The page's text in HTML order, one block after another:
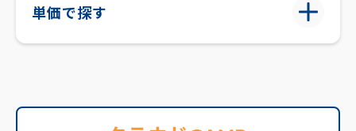
単価で探す